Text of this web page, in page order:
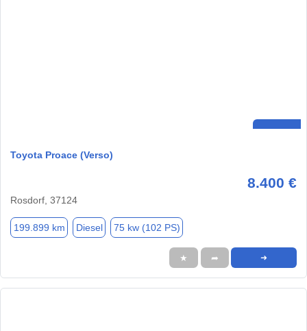
Toyota Proace (Verso)
8.400 €
Rosdorf, 37124
199.899 km Diesel 75 kw (102 PS)
★ ➦ ➜